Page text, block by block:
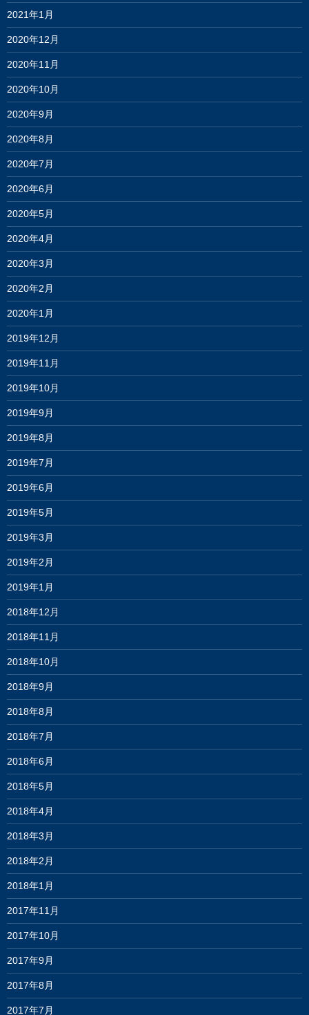
2021年1月
2020年12月
2020年11月
2020年10月
2020年9月
2020年8月
2020年7月
2020年6月
2020年5月
2020年4月
2020年3月
2020年2月
2020年1月
2019年12月
2019年11月
2019年10月
2019年9月
2019年8月
2019年7月
2019年6月
2019年5月
2019年3月
2019年2月
2019年1月
2018年12月
2018年11月
2018年10月
2018年9月
2018年8月
2018年7月
2018年6月
2018年5月
2018年4月
2018年3月
2018年2月
2018年1月
2017年11月
2017年10月
2017年9月
2017年8月
2017年7月